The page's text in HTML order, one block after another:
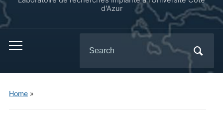
d'Azur
for:
Home»